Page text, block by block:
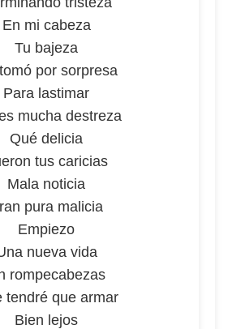
En mi cabeza
Tu bajeza
por sorpresa
Para lastimar
mucha destreza
Qué delicia
tus caricias
Mala noticia
pura malicia
Empiezo
nueva vida
rompecabezas
tendré que armar
Bien lejos